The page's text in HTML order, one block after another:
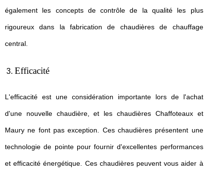
également les concepts de contrôle de la qualité les plus
rigoureux dans la fabrication de chaudières de chauffage
central.
Efficacité
L'efficacité est une considération importante lors de l'achat
d'une nouvelle chaudière, et les chaudières Chaffoteaux et
Maury ne font pas exception. Ces chaudières présentent une
technologie de pointe pour fournir d'excellentes performances
et efficacité énergétique. Ces chaudières peuvent vous aider à